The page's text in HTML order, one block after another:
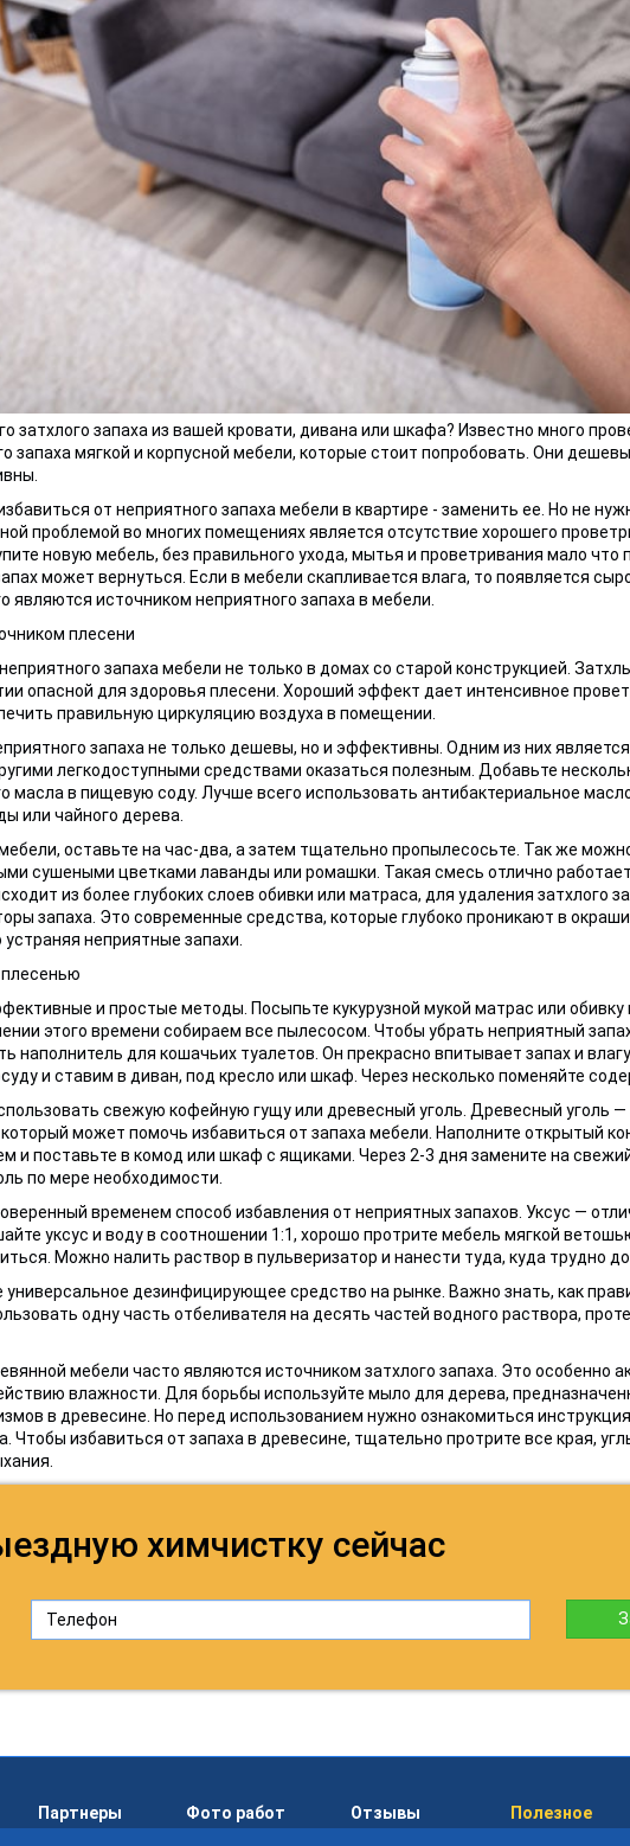
затхлого запаха из вашей кровати, дивана или шкафа? Известно много
запаха мягкой и корпусной мебели, которые стоит попробовать. Они
от неприятного запаха мебели в квартире - заменить ее. Но не
проблемой во многих помещениях является отсутствие хорошего
новую мебель, без правильного ухода, мытья и проветривания мало
может вернуться. Если в мебели скапливается влага, то появляется
являются источником неприятного запаха в мебели.
плесени
запаха мебели не только в домах со старой конструкцией.
опасной для здоровья плесени. Хороший эффект дает интенсивное
правильную циркуляцию воздуха в помещении.
запаха не только дешевы, но и эффективны. Одним из них
легкодоступными средствами оказаться полезным. Добавьте
масла в пищевую соду. Лучше всего использовать антибактериальное
или чайного дерева.
оставьте на час-два, а затем тщательно пропылесосьте. Так же
сушеными цветками лаванды или ромашки. Такая смесь отлично
из более глубоких слоев обивки или матраса, для удаления затхлого
запаха. Это современные средства, которые глубоко проникают в
неприятные запахи.
и простые методы. Посыпьте кукурузной мукой матрас или обивку
этого времени собираем все пылесосом. Чтобы убрать неприятный
наполнитель для кошачьих туалетов. Он прекрасно впитывает запах и
и ставим в диван, под кресло или шкаф. Через несколько поменяйте
свежую кофейную гущу или древесный уголь. Древесный уголь —
может помочь избавиться от запаха мебели. Наполните открытый
и поставьте в комод или шкаф с ящиками. Через 2-3 дня замените на
по мере необходимости.
временем способ избавления от неприятных запахов. Уксус —
уксус и воду в соотношении 1:1, хорошо протрите мебель мягкой
Можно налить раствор в пульверизатор и нанести туда, куда трудно
универсальное дезинфицирующее средство на рынке. Важно знать, как
одну часть отбеливателя на десять частей водного раствора,
мебели часто являются источником затхлого запаха. Это особенно
влажности. Для борьбы используйте мыло для дерева,
в древесине. Но перед использованием нужно ознакомиться
Чтобы избавиться от запаха в древесине, тщательно протрите все края,
химчистку сейчас
Партнеры Фото работ Отзывы Полезное